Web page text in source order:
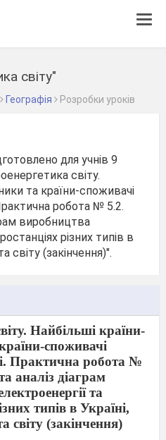
світу"
Географія Розробки уроків
для учнів 9
світу.
та країни-споживачі
робота № 5.2.
виробництва
різних типів в
світу (закінчення)".
Найбільші країни-
споживачі
Практична робота №
аналіз діаграм
та
типів в Україні,
світу (закінчення)